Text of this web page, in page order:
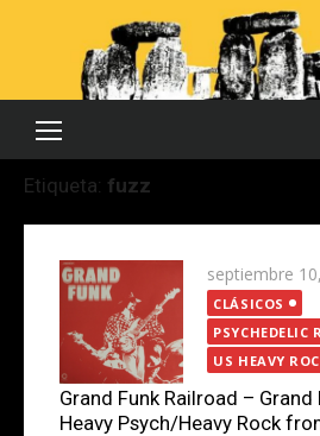
Etiqueta: fuzz
Publicada
el
septiembre
CLÁSICOS
PSYCHEDELIC
US HEAVY
Grand Funk Railroad – Grand
Heavy Psych/Heavy Rock